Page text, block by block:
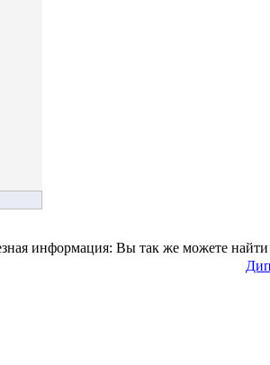
информация: Вы так же можете найти